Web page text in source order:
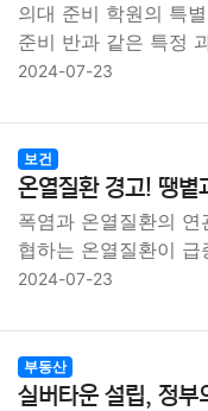
의대 준비 학원의 특
준비 반과 같은 특정
2024-07-23
보건
온열질환 경고! 땡볕
폭염과 온열질환의
협하는 온열질환이
2024-07-23
부동산
실버타운 설립, 정부